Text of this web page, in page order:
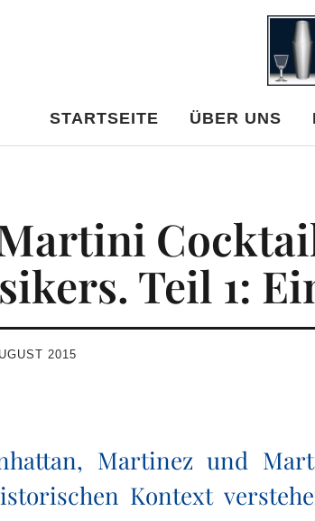
STARTSEITE ÜBER UNS
Teil 1:
2015
Martinez und
Kontext